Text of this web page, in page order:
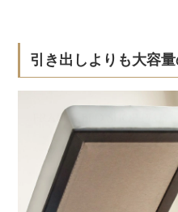
引き出しよりも大容